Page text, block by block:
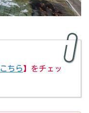
こちら】をチェッ